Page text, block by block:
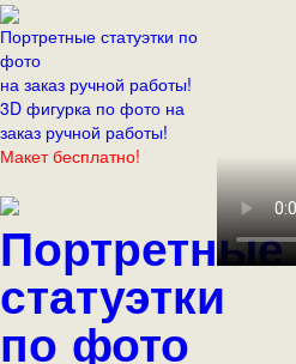
Портретные статуэтки по
фото
на заказ ручной работы!
3D фигурка по фото на
заказ ручной работы!
Макет бесплатно!
Портретные
статуэтки
по фото